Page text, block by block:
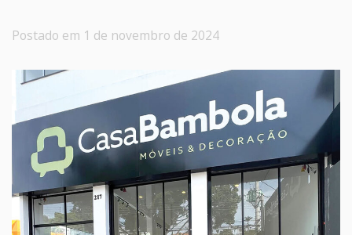
Postado em 1 de novembro de 2024